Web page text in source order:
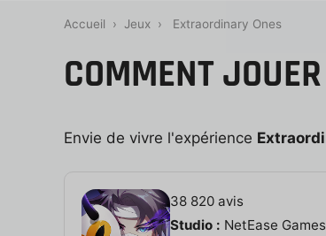
Accueil › Jeux › Extraordinary Ones
COMMENT
Envie de vivre l'expérience
38 820 avis
Studio : NetEase Games